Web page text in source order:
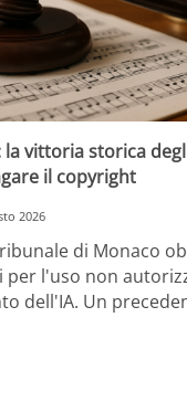
la vittoria storica
il copyright
2026
di Monaco
per l'uso non
dell'IA. Un